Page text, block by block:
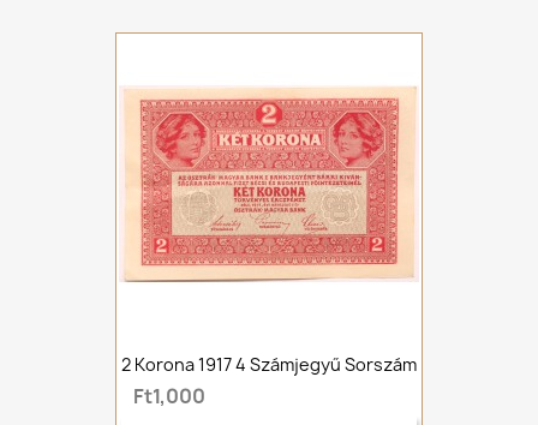
2 Korona 1917 4 Számjegyű Sorszám
Ft1,000